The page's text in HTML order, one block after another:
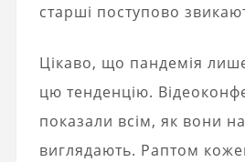
старші поступово
Цікаво, що пандемія
цю тенденцію.
показали всім, як вони
виглядають. Раптом